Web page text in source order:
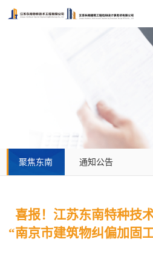
聚焦东南 通知公告
喜报！江苏东南特种技
“南京市建筑物纠偏加固